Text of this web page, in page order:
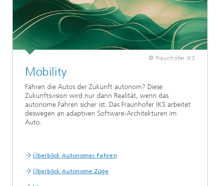
© Fraunhofer IKS
Mobility
Fahren die Autos der Zukunft autonom? Diese
Zukunftsvision wird nur dann Realität, wenn das
autonome Fahren sicher ist. Das Fraunhofer IKS arbeitet
deswegen an adaptiven Software-Architekturen im
Auto.
Überblick Autonomes Fahren
Überblick Autonome Züge